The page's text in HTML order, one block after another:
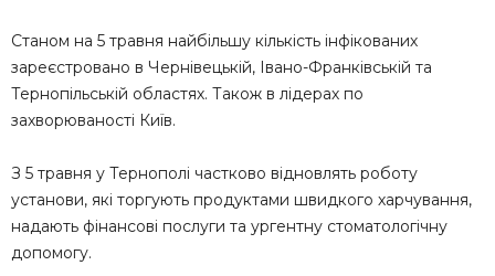
Станом на 5 травня найбільшу кількість інфікованих
зареєстровано в Чернівецькій, Івано-Франківській та
Тернопільській областях. Також в лідерах по
захворюваності Київ.
З 5 травня у Тернополі частково відновлять роботу
установи, які торгують продуктами швидкого харчування,
надають фінансові послуги та ургентну стоматологічну
допомогу.